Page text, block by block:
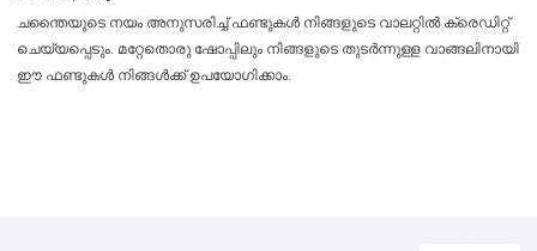
ചന്തൈയുടെ നയം അനുസരിച്ച് ഫണ്ടുകൾ നിങ്ങളുടെ വാലറ്റിൽ ക്രെഡിറ്റ്
ചെയ്യപ്പെടും. മറ്റേതൊരു ഷോപ്പിലും നിങ്ങളുടെ തുടർന്നുള്ള വാങ്ങലിനായി
ഈ ഫണ്ടുകൾ നിങ്ങൾക്ക് ഉപയോഗിക്കാം.